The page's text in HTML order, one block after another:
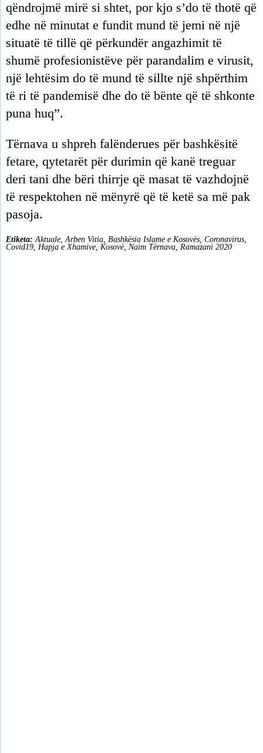
qëndrojmë mirë si shtet, por kjo s’do të thotë që
edhe në minutat e fundit mund të jemi në një
situatë të tillë që përkundër angazhimit të
shumë profesionistëve për parandalim e virusit,
një lehtësim do të mund të sillte një shpërthim
të ri të pandemisë dhe do të bënte që të shkonte
puna huq”.
Tërnava u shpreh falënderues për bashkësitë
fetare, qytetarët për durimin që kanë treguar
deri tani dhe bëri thirrje që masat të vazhdojnë
të respektohen në mënyrë që të ketë sa më pak
pasoja.
Etiketa:Aktuale,Arben Vitia, Bashkësia Islame e Kosovës, Coronavirus,
Covid19, Hapja e Xhamive, Kosovë, Naim Tërnava, Ramazani 2020